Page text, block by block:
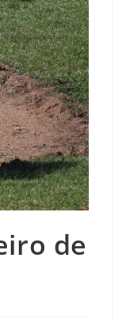
de